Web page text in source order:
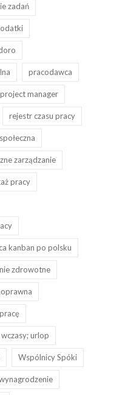
zadań
pracodawca
project manager
rejestr czasu pracy
zarządzanie
pracy
kanban po polsku
zdrowotne
wczasy; urlop
Wspólnicy Spóki